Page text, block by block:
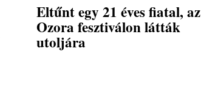
Eltűnt egy 21 éves fiatal, az
Ozora fesztiválon látták
utoljára